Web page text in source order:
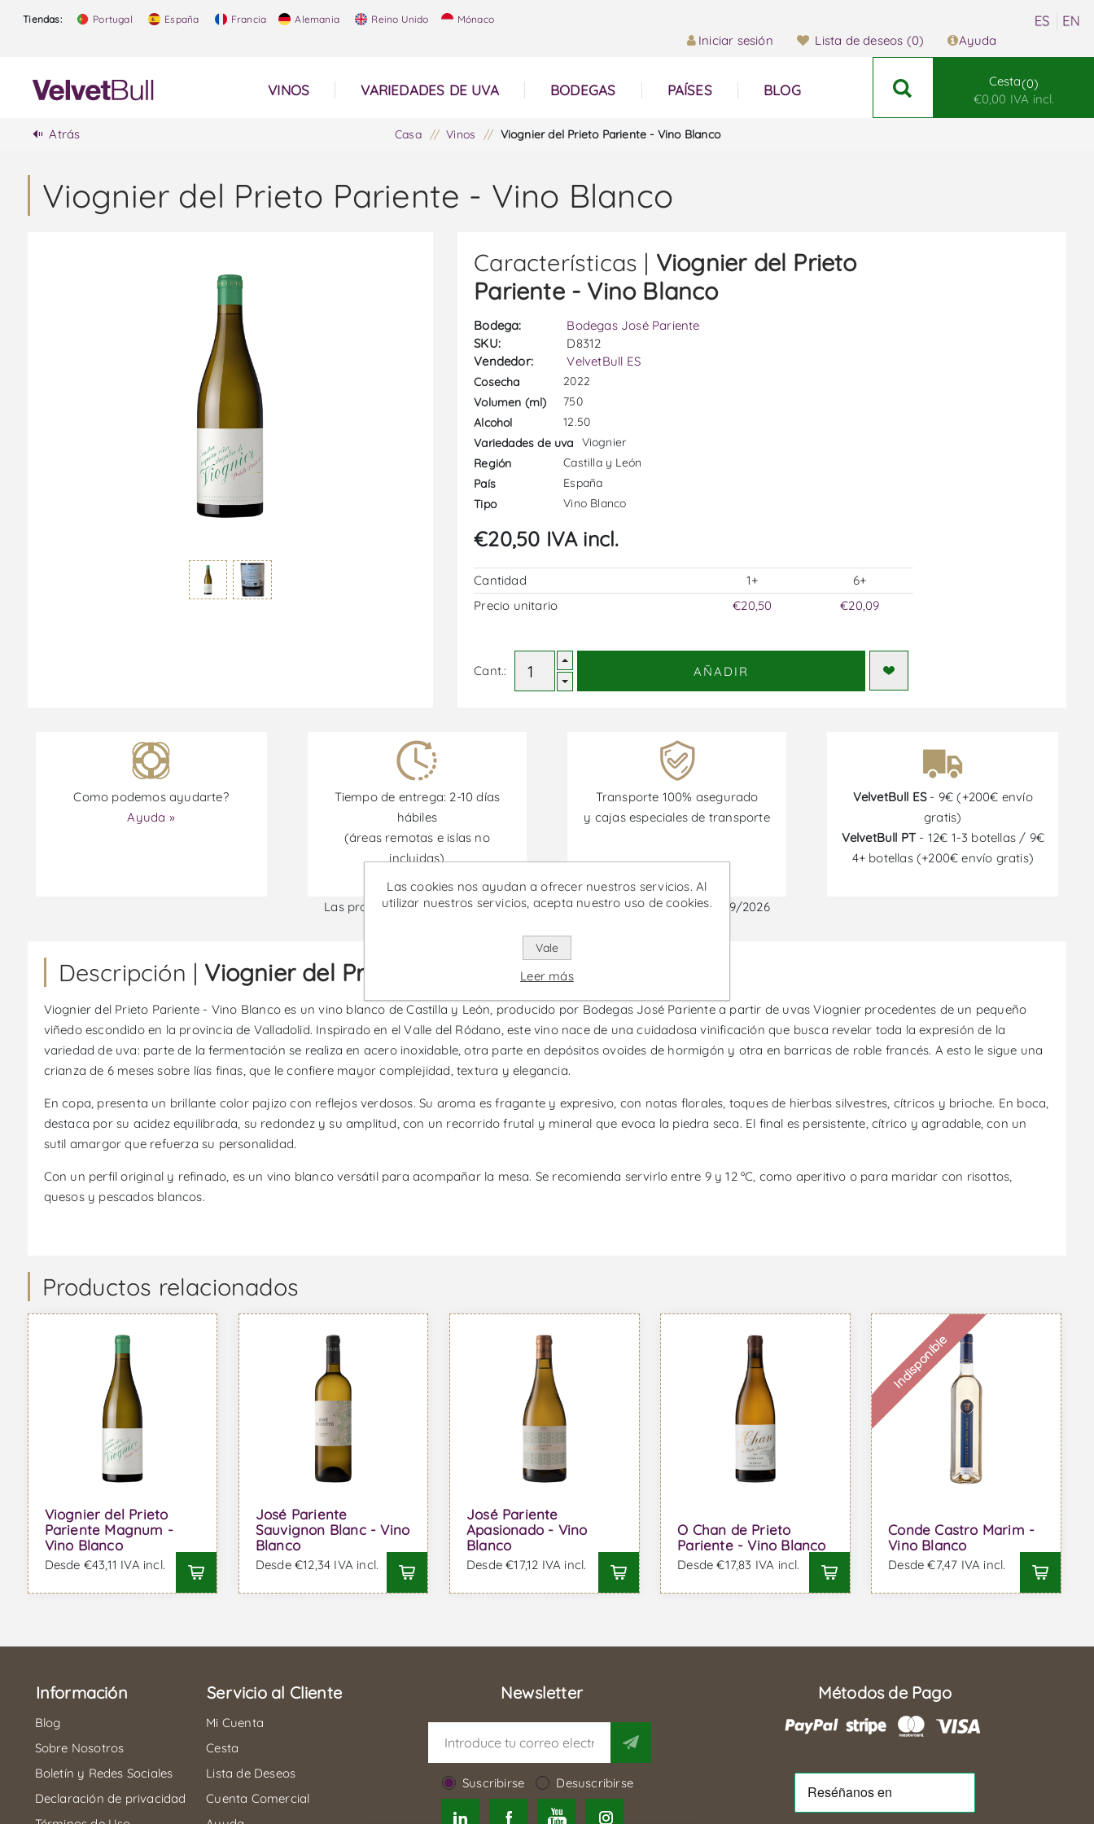
Tiendas: Portugal España Francia Alemania Reino Unido Mónaco
Iniciar sesión Lista de deseos (0) Ayuda
VINOS VARIEDADES DE UVA BODEGAS PAÍSES BLOG
Cesta 0
€0,00 IVA incl.
Atrás Casa / Vinos / Viognier del Prieto Pariente - Vino Blanco
Viognier del Prieto Pariente - Vino Blanco
Características | Viognier del Prieto
Pariente - Vino Blanco
Bodega:
Bodegas José Pariente
SKU:
D8312
Vendedor:
VelvetBull ES
Cosecha
2022
Volumen (ml)
750
Alcohol
12.50
Variedades de uva
Viognier
Región
Castilla y León
País
España
Tipo
Vino Blanco
€20,50 IVA incl.
Cantidad 1+
6+
Precio unitario
€20,50 €20,09
Cant.: AÑADIR
Como podemos ayudarte?
Ayuda »
Tiempo de entrega: 2-10 días
hábiles
(áreas remotas e islas no
incluidas)
Transporte 100% asegurado
y cajas especiales de transporte
VelvetBull ES- 9€ (+200€ envío
gratis)
VelvetBull PT - 12€ 1-3 botellas / 9€
4+ botellas (+200€ envío gratis)
Las promociones están disponibles desde el 30/06/2026 hasta el 30/09/2026
Descripción | Viognier del Prieto Pariente - Vino Blanco
Viognier del Prieto Pariente - Vino Blanco es un vino blanco de Castilla y León, producido por Bodegas José Pariente a partir de uvas Viognier procedentes de un pequeño
viñedo escondido en la provincia de Valladolid. Inspirado en el Valle del Ródano, este vino nace de una cuidadosa vinificación que busca revelar toda la expresión de la
variedad de uva: parte de la fermentación se realiza en acero inoxidable, otra parte en depósitos ovoides de hormigón y otra en barricas de roble francés. A esto le sigue una
crianza de 6 meses sobre lías finas, que le confiere mayor complejidad, textura y elegancia.
En copa, presenta un brillante color pajizo con reflejos verdosos. Su aroma es fragante y expresivo, con notas florales, toques de hierbas silvestres, cítricos y brioche. En boca,
destaca por su acidez equilibrada, su redondez y su amplitud, con un recorrido frutal y mineral que evoca la piedra seca. El final es persistente, cítrico y agradable, con un
sutil amargor que refuerza su personalidad.
Con un perfil original y refinado, es un vino blanco versátil para acompañar la mesa. Se recomienda servirlo entre 9 y 12 ºC, como aperitivo o para maridar con risottos,
quesos y pescados blancos.
Productos relacionados
Viognier del Prieto
Pariente Magnum -
Vino Blanco
Desde €43,11 IVA incl.
José Pariente
Sauvignon Blanc - Vino
Blanco
Desde €12,34 IVA incl.
José Pariente
Apasionado - Vino
Blanco
Desde €17,12 IVA incl.
O Chan de Prieto
Pariente - Vino Blanco
Desde €17,83 IVA incl.
Indisponible
Conde Castro Marim -
Vino Blanco
Desde €7,47 IVA incl.
Información
Blog
Sobre Nosotros
Boletín y Redes Sociales
Declaración de privacidad
Servicio al Cliente
Mi Cuenta
Cesta
Lista de Deseos
Cuenta Comercial
Newsletter
Suscribirse Desuscribirse
Métodos de Pago
Las cookies nos ayudan a ofrecer nuestros servicios. Al
utilizar nuestros servicios, acepta nuestro uso de cookies.
Vale
Leer más